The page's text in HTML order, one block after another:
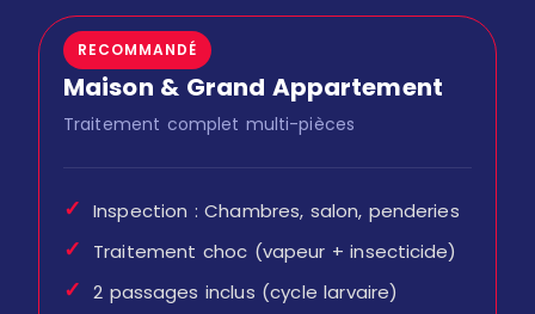
RECOMMANDÉ
Maison & Grand Appartement
Traitement complet multi-pièces
✓ Inspection : Chambres, salon, penderies
✓ Traitement choc (vapeur + insecticide)
✓ 2 passages inclus (cycle larvaire)